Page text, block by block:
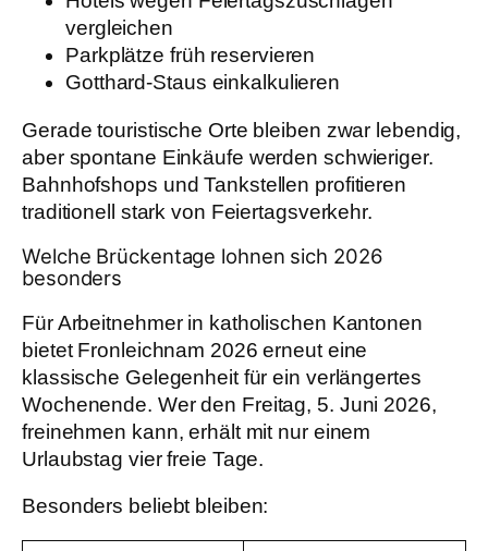
vergleichen
Parkplätze früh reservieren
Gotthard-Staus einkalkulieren
Gerade touristische Orte bleiben zwar lebendig,
aber spontane Einkäufe werden schwieriger.
Bahnhofshops und Tankstellen profitieren
traditionell stark von Feiertagsverkehr.
Welche Brückentage lohnen sich 2026
besonders
Für Arbeitnehmer in katholischen Kantonen
bietet Fronleichnam 2026 erneut eine
klassische Gelegenheit für ein verlängertes
Wochenende. Wer den Freitag, 5. Juni 2026,
freinehmen kann, erhält mit nur einem
Urlaubstag vier freie Tage.
Besonders beliebt bleiben: